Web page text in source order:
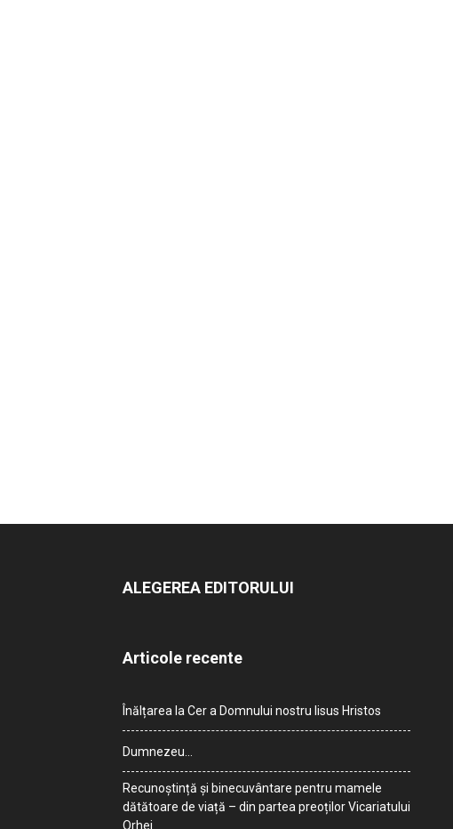
ALEGEREA EDITORULUI
Articole recente
Înălțarea la Cer a Domnului nostru Iisus Hristos
Dumnezeu…
Recunoștință și binecuvântare pentru mamele
dătătoare de viață – din partea preoților Vicariatului
Orhei